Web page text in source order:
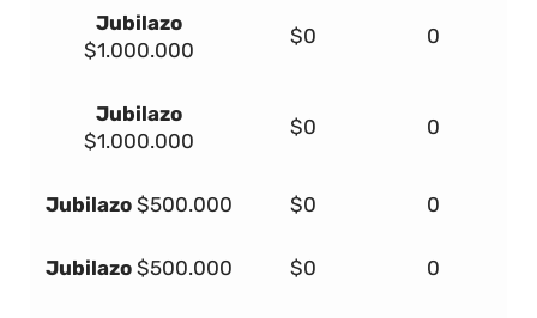
Jubilazo
$1.000.000
$0 0
Jubilazo
$1.000.000
$0 0
Jubilazo $500.000 $0 0
Jubilazo $500.000 $0 0